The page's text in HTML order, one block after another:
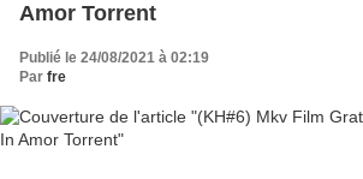
Amor Torrent
Publié le 24/08/2021 à 02:19
Par fre